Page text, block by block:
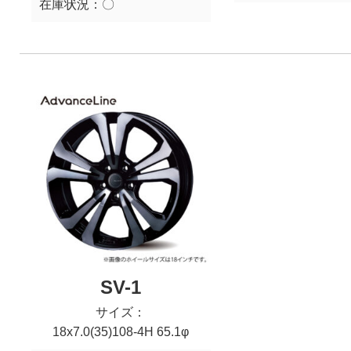
在庫状況： 〇
SV-1
サイズ：
18x7.0(35)108-4H 65.1φ